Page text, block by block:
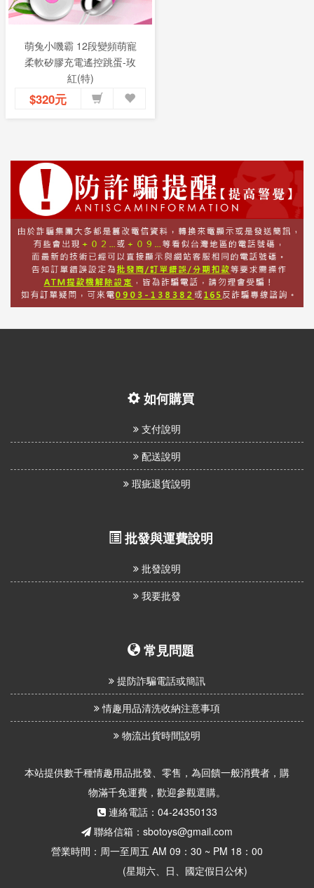
萌兔小嘰霸 12段變頻萌寵
柔軟矽膠充電遙控跳蛋-玫
紅(特)
$320元
如何購買
支付說明
配送說明
瑕疵退貨說明
批發與運費說明
批發說明
我要批發
常見問題
提防詐騙電話或簡訊
情趣用品清洗收納注意事項
物流出貨時間說明
本站提供數千種情趣用品批發、零售，為回饋一般消費者，購
物滿千免運費，歡迎參觀選購。
連絡電話：04-24350133
聯絡信箱：sbotoys@gmail.com
營業時間：周一至周五 AM 09：30 ~ PM 18：00
(星期六、日、國定假日公休)